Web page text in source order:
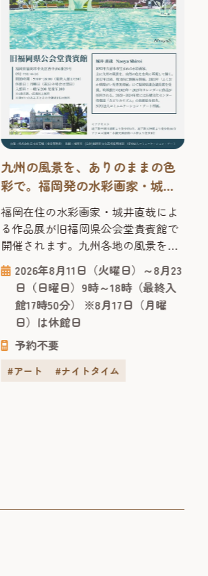
九州の風景を、ありのままの色
彩で。福岡発の水彩画家・城井
直哉が描く「水彩画作品展」
福岡在住の水彩画家・城井直哉によ
る作品展が旧福岡県公会堂貴賓館で
開催されます。九州各地の風景を、
ありのままの色彩で描いた作品の
数々が並び、噴水や緑、光の反射ま
で丁寧に再現された絵からは、その
土地の空気が感じられます。 今回の
会場となる「旧福岡県公会堂貴賓
館」は、1910年、九州沖縄八県連合
治43年には皇族の宿泊所としても使
2026年8月11日（火曜日）～8月23
日（日曜日）9時～18時（最終入
館17時50分） ※8月17日（月曜
日）は休館日
予約不要
#アート #ナイトタイム